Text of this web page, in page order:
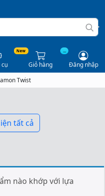
New
cụ
...
Giỏ hàng
Đăng nhập
Twist
tất cả
nào khớp với lựa